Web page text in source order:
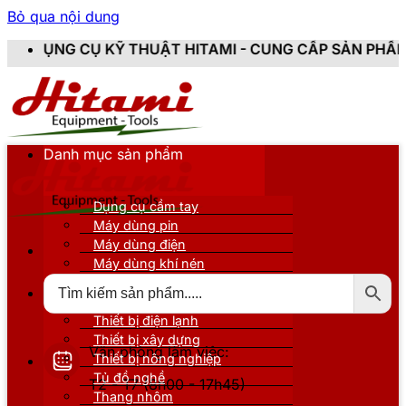
Bỏ qua nội dung
THUẬT HITAMI - CUNG CẤP SẢN PHẨM CHÍNH
Văn phòng làm việc:
T2 - T7 (8h00 - 17h45)
Danh mục sản phẩm
Dụng cụ cầm tay
Máy dùng pin
Máy dùng điện
Máy dùng khí nén
Thiết bị nâng đỡ
Thiết bị điện lạnh
Thiết bị xây dựng
Thiết bị nông nghiệp
Tủ đồ nghề
Thang nhôm